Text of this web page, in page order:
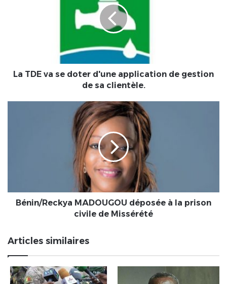
clientèle.
La TDE va se doter d'une application de gestion
de sa clientèle.
Bénin/Reckya MADOUGOU déposée à la prison
civile de Missérété
Articles similaires